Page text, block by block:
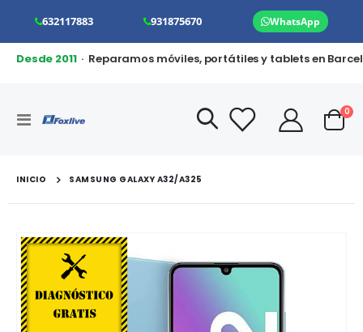
632117883 931875670 WhatsApp
Desde 2011· Reparamos móviles, portátiles y tablets en
Toggle
Cart
0
INICIO SAMSUNG GALAXY A32/A325
Saltar
al
final
de
la
galería